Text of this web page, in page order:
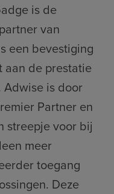
is de
van
een bevestiging
de prestatie
is door
Partner en
streepje voor bij
meer
toegang
Deze